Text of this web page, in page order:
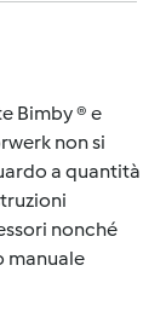
Bimby ® e
non si
a quantità
nonché
manuale